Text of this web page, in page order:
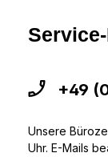
+49
Unsere
Uhr. E-Mails